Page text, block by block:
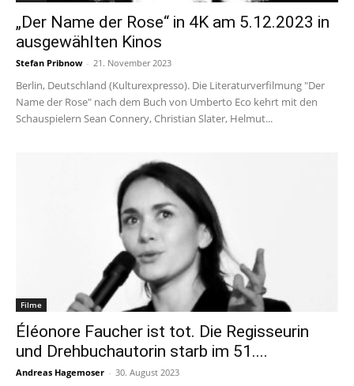
„Der Name der Rose“ in 4K am 5.12.2023 in
ausgewählten Kinos
Stefan Pribnow - 21. November 2023
Berlin, Deutschland (Kulturexpresso). Die Literaturverfilmung "Der
Name der Rose" nach dem Buch von Umberto Eco kehrt mit den
Schauspielern Sean Connery, Christian Slater, Helmut...
Filme
Éléonore Faucher ist tot. Die Regisseurin
und Drehbuchautorin starb im 51....
Andreas Hagemoser - 30. August 2023